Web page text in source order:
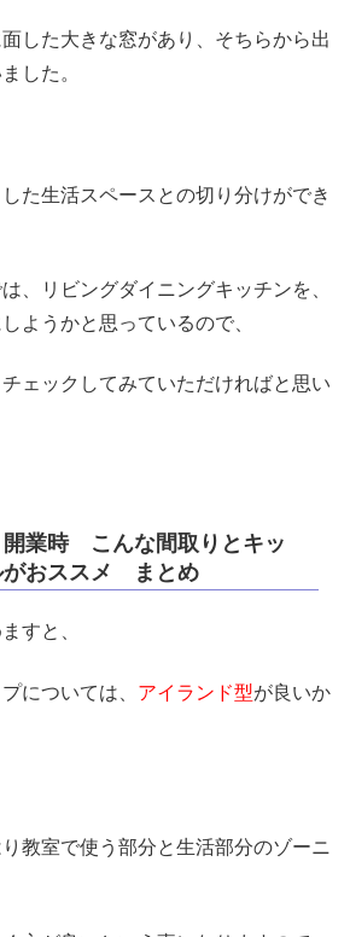
した大きな窓があり、そちらから出
した。
た生活スペースとの切り分けができ
、リビングダイニングキッチンを、
ようかと思っているので、
ェックしてみていただければと思い
業時 こんな間取りとキッ
がおススメ まとめ
すと、
については、 アイランド型が良いか
教室で使う部分と生活部分のゾーニ